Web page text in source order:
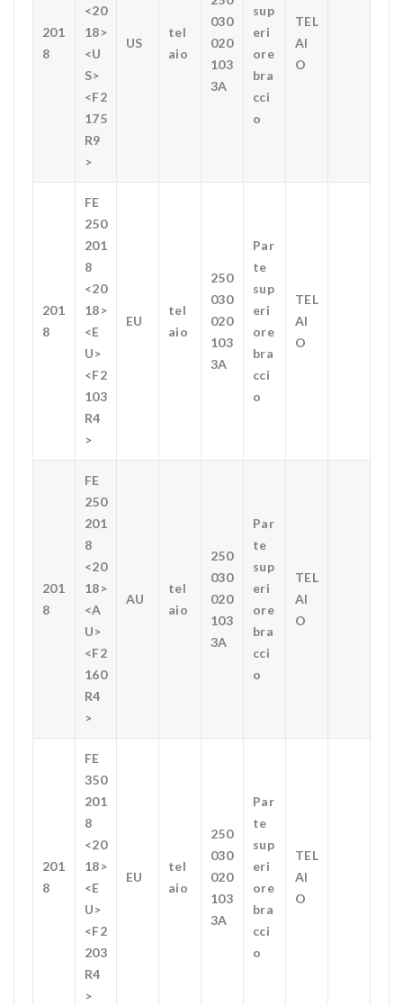
201
8
<20
18>
<U
S>
<F2
175
R9
>
US
tel
aio
030
020
103
3A
sup
eri
ore
bra
cci
o
TEL
AI
O
201
8
FE
250
201
8
<20
18>
<E
U>
<F2
103
R4
>
EU
tel
aio
250
030
020
103
3A
Par
te
sup
eri
ore
bra
cci
o
TEL
AI
O
201
8
FE
250
201
8
<20
18>
<A
U>
<F2
160
R4
>
AU
tel
aio
250
030
020
103
3A
Par
te
sup
eri
ore
bra
cci
o
TEL
AI
O
201
8
FE
350
201
8
<20
18>
<E
U>
<F2
203
R4
>
EU
tel
aio
250
030
020
103
3A
Par
te
sup
eri
ore
bra
cci
o
TEL
AI
O